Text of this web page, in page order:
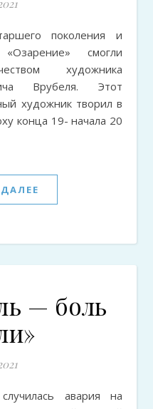
«Озарение» смогли
художника
Врубеля. Этот
художник творил в
конца 19- начала 20
— боль